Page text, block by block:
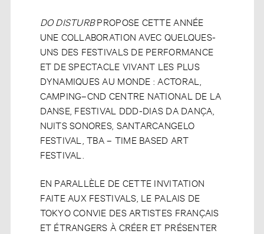
DO DISTURBPROPOSE CETTE ANNÉE
UNE COLLABORATION AVEC QUELQUES-
UNS DES FESTIVALS DE PERFORMANCE
ET DE SPECTACLE VIVANT LES PLUS
DYNAMIQUES AU MONDE : ACTORAL,
CAMPING–CND CENTRE NATIONAL DE LA
DANSE, FESTIVAL DDD-DIAS DA DANÇA,
NUITS SONORES, SANTARCANGELO
FESTIVAL, TBA – TIME BASED ART
FESTIVAL.
EN PARALLÈLE DE CETTE INVITATION
FAITE AUX FESTIVALS, LE PALAIS DE
TOKYO CONVIE DES ARTISTES FRANÇAIS
ET ÉTRANGERS À CRÉER ET PRÉSENTER